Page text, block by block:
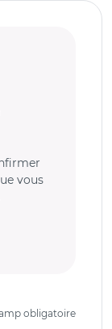
vous
obligatoire